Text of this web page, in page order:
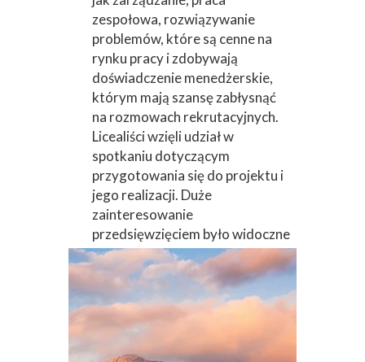
zespołowa, rozwiązywanie
problemów, które są cenne na
rynku pracy i zdobywają
doświadczenie menedżerskie,
którym mają szansę zabłysnąć
na rozmowach rekrutacyjnych.
Licealiści wzięli udział w
spotkaniu dotyczącym
przygotowania się do projektu i
jego realizacji. Duże
zainteresowanie
przedsięwzięciem było widoczne
wśród młodzieży. Czy podejmą
się tego wyzwania i staną się
Zwolnionymi z Teorii,
przekonamy się niedługo.